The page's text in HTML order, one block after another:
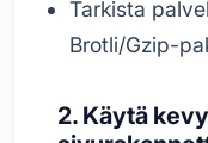
Tarkista
Brotli/Gzip-
2. Käytä